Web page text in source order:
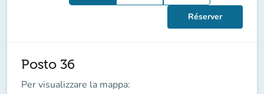
Réserver
Posto 36
Per visualizzare la mappa: